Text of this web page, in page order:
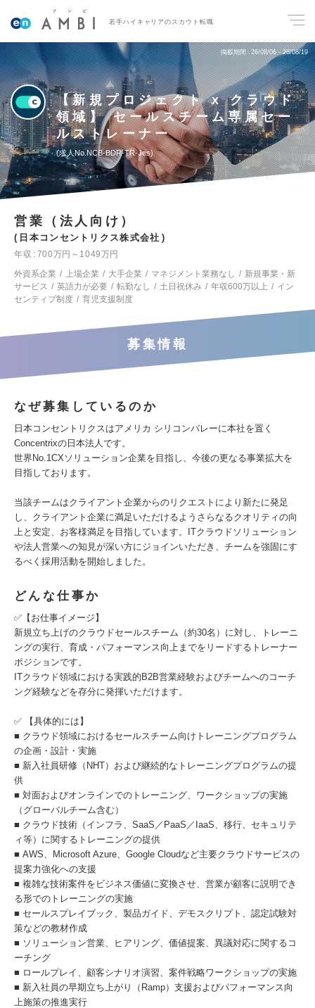
若手ハイキャリアのスカウト転職
掲載期間 26/08/06～26/08/19
【新規プロジェクト x クラウド
領域】 セールスチーム専属セー
ルストレーナー
求人No.NCB-BDR-TR-Jes
営業（法人向け）
日本コンセントリクス株式会社
年収
700万円～1049万円
外資系企業
上場企業 大手企業 マネジメント業務なし
新規事業・新
サービス
英語力が必要 転勤なし 土日祝休み 年収600万以上
イン
センティブ制度
育児支援制度
募集情報
なぜ募集しているのか
日本コンセントリクスはアメリカ シリコンバレーに本社を置く
Concentrixの日本法人です。
世界No.1CXソリューション企業を目指し、今後の更なる事業拡大を
目指しております。
当該チームはクライアント企業からのリクエストにより新たに発足
し、クライアント企業に満足いただけるようさらなるクオリティの向
上と安定、お客様満足を目指しています。ITクラウドソリューション
や法人営業への知見が深い方にジョインいただき、チームを強固にす
るべく採用活動を開始しました。
どんな仕事か
✅【お仕事イメージ】
新規立ち上げのクラウドセールスチーム（約30名）に対し、トレーニ
ングの実行、育成・パフォーマンス向上までをリードするトレーナー
ポジションです。
ITクラウド領域における実践的B2B営業経験およびチームへのコーチ
ング経験などを存分に発揮いただけます。
✅ 【具体的には】
■ クラウド領域におけるセールスチーム向けトレーニングプログラム
の企画・設計・実施
■ 新入社員研修（NHT）および継続的なトレーニングプログラムの提
供
■ 対面およびオンラインでのトレーニング、ワークショップの実施
（グローバルチーム含む）
■ クラウド技術（インフラ、SaaS／PaaS／IaaS、移行、セキュリテ
ィ等）に関するトレーニングの提供
■ AWS、Microsoft Azure、Google Cloudなど主要クラウドサービスの
提案力強化への支援
■ 複雑な技術案件をビジネス価値に変換させ、営業が顧客に説明でき
る形でのトレーニングの実施
■ セールスプレイブック、製品ガイド、デモスクリプト、認定試験対
策などの教材作成
■ ソリューション営業、ヒアリング、価値提案、異議対応に関するコ
ーチング
■ ロールプレイ、顧客シナリオ演習、案件戦略ワークショップの実施
■ 新入社員の早期立ち上がり（Ramp）支援およびパフォーマンス向
上施策の推進実行